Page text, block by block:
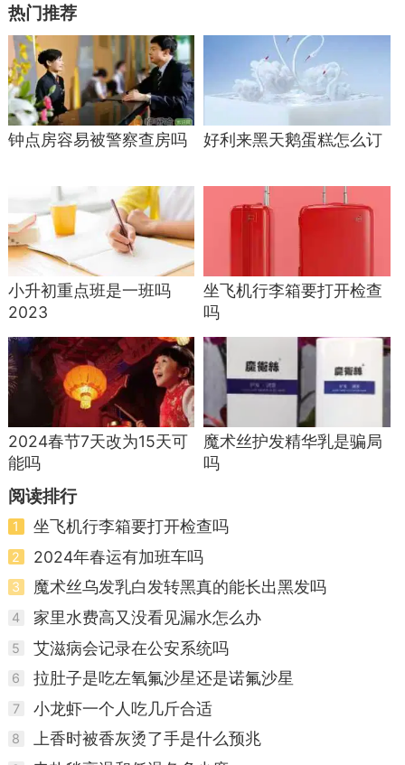
热门推荐
钟点房容易被警察查房吗 好利来黑天鹅蛋糕怎么订
小升初重点班是一班吗
2023
坐飞机行李箱要打开检查
吗
2024春节7天改为15天可
能吗
魔术丝护发精华乳是骗局
吗
阅读排行
1 坐飞机行李箱要打开检查吗
2 2024年春运有加班车吗
3 魔术丝乌发乳白发转黑真的能长出黑发吗
4 家里水费高又没看见漏水怎么办
5 艾滋病会记录在公安系统吗
6 拉肚子是吃左氧氟沙星还是诺氟沙星
7 小龙虾一个人吃几斤合适
8 上香时被香灰烫了手是什么预兆